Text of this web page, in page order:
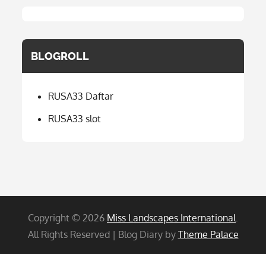
BLOGROLL
RUSA33 Daftar
RUSA33 slot
Copyright © 2026 Miss Landscapes International.
All Rights Reserved | Blog Diary by Theme Palace